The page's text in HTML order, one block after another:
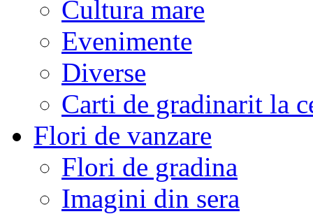
Cultura mare
Evenimente
Diverse
Carti de gradinarit la
Flori de vanzare
Flori de gradina
Imagini din sera